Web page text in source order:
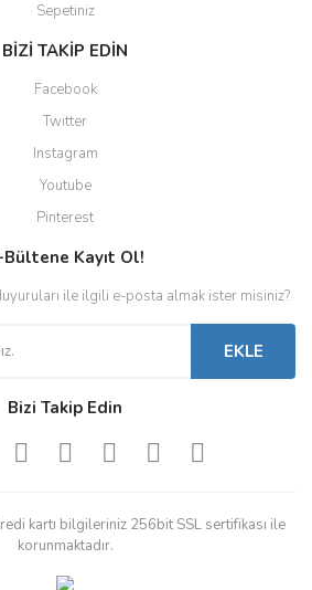
Sepetiniz
BİZİ TAKİP EDİN
Facebook
Twitter
Instagram
Youtube
Pinterest
Bültene Kayıt Ol!
ile ilgili e-posta almak ister misiniz?
EKLE
Bizi Takip Edin
kartı bilgileriniz 256bit SSL sertifikası ile
korunmaktadır.